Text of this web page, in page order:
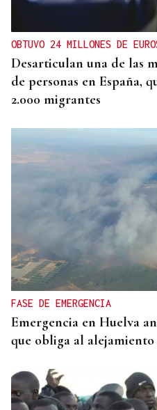
OBTUVO 24 MILLONES DE
Desarticulan una de las
de personas en España,
2.000 migrantes
FASE DE EMERGENCIA
Emergencia en Huelva
que obliga al alejamiento